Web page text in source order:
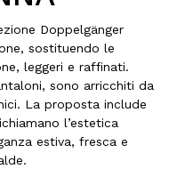
Doppelgänger
sostituendo le
leggeri e raffinati.
sono arricchiti da
La proposta include
l’estetica
estiva, fresca e